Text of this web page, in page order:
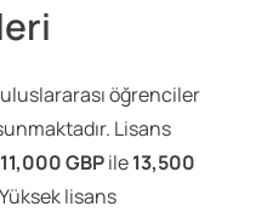
öğrenciler
Lisans
11,000 GBPile13,500
lisans